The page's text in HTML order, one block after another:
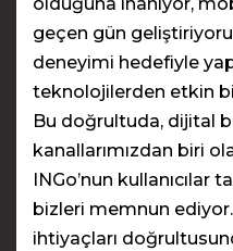
olduğuna inanıyor,
geçen gün
deneyimi hedefiyle
teknolojilerden etkin
Bu doğrultuda, dijital
kanallarımızdan biri
INGo’nun kullanıcılar
bizleri memnun
ihtiyaçları